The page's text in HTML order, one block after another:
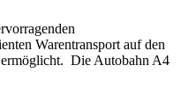
Warentransport auf den
Die Autobahn A4